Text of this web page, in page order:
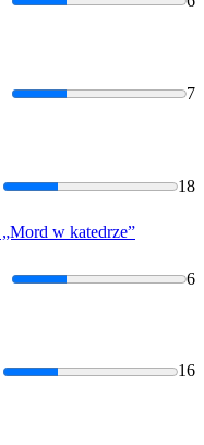
7
18
w katedrze”
6
16